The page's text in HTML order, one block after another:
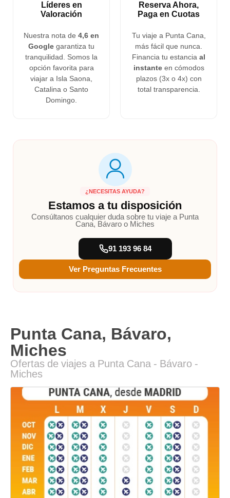
Líderes en
Valoración
Nuestra nota de 4,6 en
Google garantiza tu
tranquilidad. Somos la
opción favorita para
viajar a Isla Saona,
Catalina o Santo
Domingo.
Reserva Ahora,
Paga en Cuotas
Tu viaje a Punta Cana,
más fácil que nunca.
Financia tu estancia al
instanteen cómodos
plazos (3x o 4x) con
total transparencia.
¿NECESITAS AYUDA?
Estamos a tu disposición
Consúltanos cualquier duda sobre tu viaje a Punta
Cana, Bávaro o Miches
91 193 96 84
Ver Preguntas Frecuentes
Punta Cana, Bávaro,
Miches
Ofertas de viajes a Punta Cana - Bávaro -
Miches